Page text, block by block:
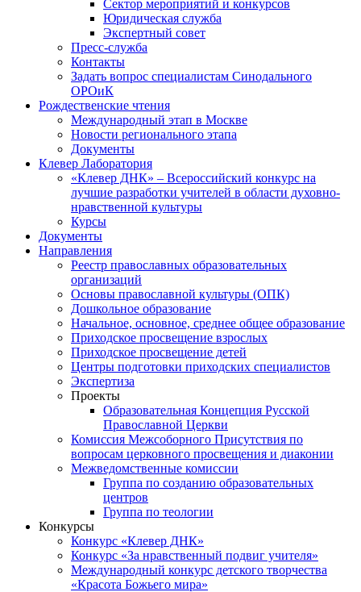
Сектор мероприятий и конкурсов
Юридическая служба
Экспертный совет
Пресс-служба
Контакты
Задать вопрос специалистам Синодального
ОРОиК
Рождественские чтения
Международный этап в Москве
Новости регионального этапа
Документы
Клевер Лаборатория
«Клевер ДНК» – Всероссийский конкурс на
лучшие разработки учителей в области духовно-
нравственной культуры
Курсы
Документы
Направления
Реестр православных образовательных
организаций
Основы православной культуры (ОПК)
Дошкольное образование
Начальное, основное, среднее общее образование
Приходское просвещение взрослых
Приходское просвещение детей
Центры подготовки приходских специалистов
Экспертиза
Проекты
Образовательная Концепция Русской
Православной Церкви
Комиссия Межсоборного Присутствия по
вопросам церковного просвещения и диаконии
Межведомственные комиссии
Группа по созданию образовательных
центров
Группа по теологии
Конкурсы
Конкурс «Клевер ДНК»
Конкурс «За нравственный подвиг учителя»
Международный конкурс детского творчества
«Красота Божьего мира»